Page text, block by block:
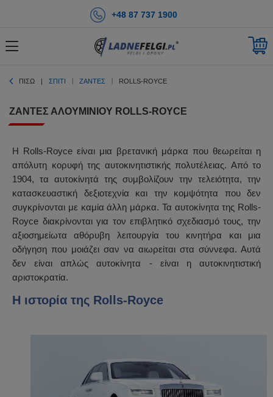
+48 87 737 1900
ΠΊΣΩ ΣΠΊΤΙ ΖΆΝΤΕΣ ROLLS-ROYCE
ΖΆΝΤΕΣ ΑΛΟΥΜΙΝΊΟΥ ROLLS-ROYCE
Η Rolls-Royce είναι μια βρετανική μάρκα που θεωρείται η
απόλυτη κορυφή της αυτοκινητιστικής πολυτέλειας. Από το
1904, τα αυτοκίνητά της συμβολίζουν την τελειότητα, την
κατασκευαστική δεξιοτεχνία και την κομψότητα που δεν
συγκρίνονται με καμία άλλη μάρκα. Τα αυτοκίνητα της Rolls-
Royce διακρίνονται για τον επιβλητικό σχεδιασμό τους, την
αξιοσημείωτα αθόρυβη λειτουργία του κινητήρα και μια
οδήγηση που μοιάζει σαν να αιωρείται στα σύννεφα. Αυτά
δεν είναι απλώς αυτοκίνητα - είναι η αυτοκινητιστική
αριστοκρατία.
Η ιστορία της Rolls-Royce